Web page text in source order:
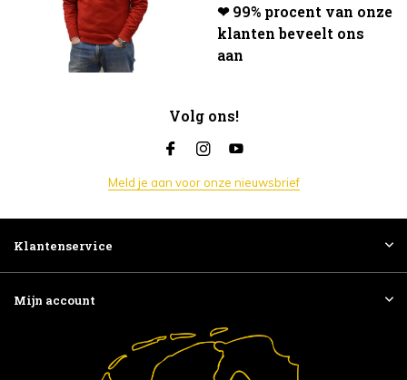
❤ 99% procent van onze
klanten beveelt ons
aan
Volg ons!
Meld je aan voor onze nieuwsbrief
Klantenservice
Mijn account